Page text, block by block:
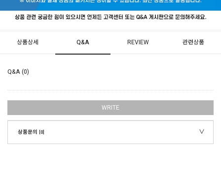
상품상세 Q&A REVIEW 관련상품
Q&A (0)
WRITE
상품문의 [0]